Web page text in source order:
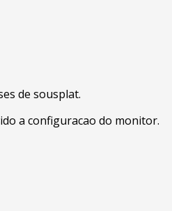
de sousplat.
a configuracao do monitor.